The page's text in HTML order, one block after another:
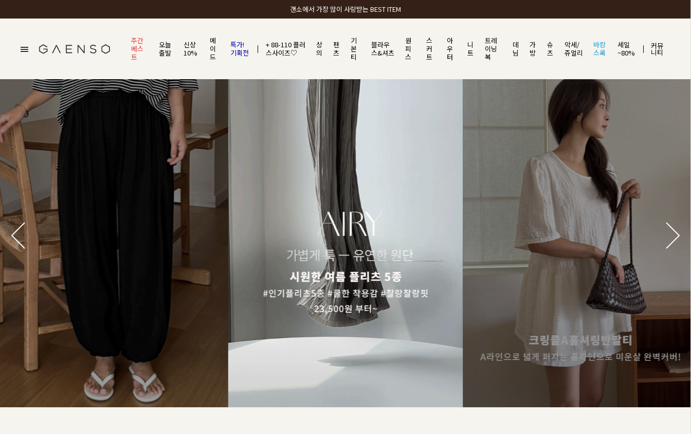
갠소에서 가장 많이 사랑받는 BEST ITEM
주간
베스
트
오늘
출발
신상
10%
메
이
드
특가!
기획전
+ 88-110 플러
스사이즈♡
상
의
팬
츠
기
본
티
블라우
스&셔츠
원
피
스
스
커
트
아
우
터
니
트
트레
이닝
복
데
님
가
방
슈
즈
악세/
쥬얼리
바캉
스룩
세일
~80%
커뮤
니티